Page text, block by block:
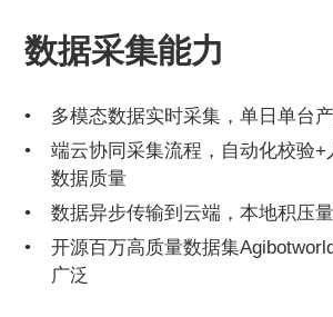
数据采集能力
多模态数据实时采集，单日单台
端云协同采集流程，自动化校验+
数据质量
数据异步传输到云端，本地积压
开源百万高质量数据集
广泛